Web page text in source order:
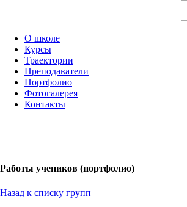
О школе
Курсы
Траектории
Преподаватели
Портфолио
Фотогалерея
Контакты
Работы учеников (портфолио)
Назад к списку групп